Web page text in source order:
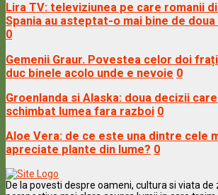
Lira TV: televiziunea pe care romanii
Spania au asteptat-o mai bine de
0
Gemenii Graur. Povestea celor doi
duc binele acolo unde e nevoie 0
Groenlanda si Alaska: doua decizii
schimbat lumea fara razboi 0
Aloe Vera: de ce este una dintre cele
apreciate plante din lume? 0
De la povesti despre oameni, cultura si viata